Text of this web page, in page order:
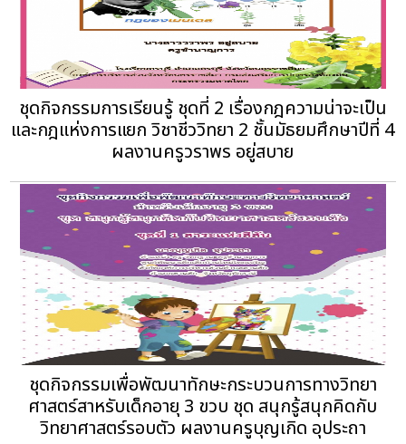
ชุดกิจกรรมการเรียนรู้ ชุดที่ 2 เรื่องกฎความน่าจะเป็น
และกฎแห่งการแยก วิชาชีววิทยา 2 ชั้นมัธยมศึกษาปีที่ 4
ผลงานครูวราพร อยู่สบาย
ชุดกิจกรรมเพื่อพัฒนาทักษะกระบวนการทางวิทยา
ศาสตร์สาหรับเด็กอายุ 3 ขวบ ชุด สนุกรู้สนุกคิดกับ
วิทยาศาสตร์รอบตัว ผลงานครูบุญเกิด อุประถา